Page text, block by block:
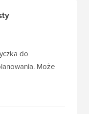
do
Może
Posts